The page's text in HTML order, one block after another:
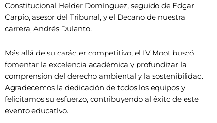
Constitucional Helder Domínguez, seguido de Edgar
Carpio, asesor del Tribunal, y el Decano de nuestra
carrera, Andrés Dulanto.
Más allá de su carácter competitivo, el IV Moot buscó
fomentar la excelencia académica y profundizar la
comprensión del derecho ambiental y la sostenibilidad.
Agradecemos la dedicación de todos los equipos y
felicitamos su esfuerzo, contribuyendo al éxito de este
evento educativo.